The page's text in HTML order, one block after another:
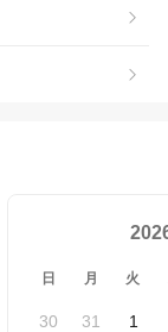
日 月 火
30 31 1